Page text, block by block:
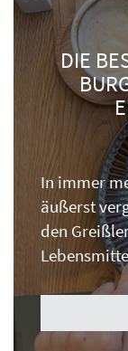
DIE
In immer
äußerst
den